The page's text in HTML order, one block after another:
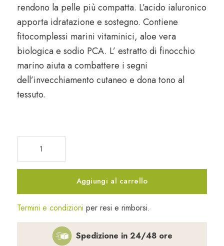
rendono la pelle più compatta. L’acido ialuronico
apporta idratazione e sostegno. Contiene
fitocomplessi marini vitaminici, aloe vera
biologicae sodio PCA. L’ estratto di finocchio
marino aiuta a combattere i segni
dell’invecchiamento cutaneo e dona tono al
tessuto.
50
ml
quantità
Aggiungi al carrello
Termini e condizioni per resi e rimborsi.
Spedizione in 24/48 ore